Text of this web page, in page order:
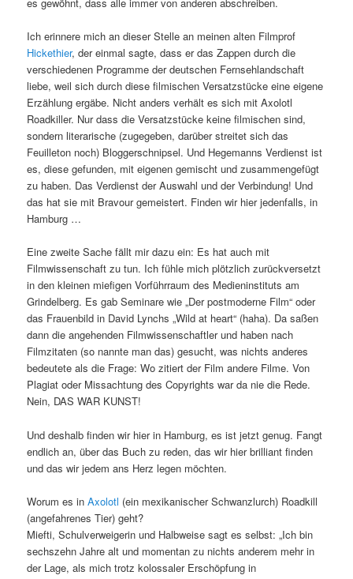
Ich erinnere mich an dieser Stelle an meinen alten Filmprof
Hickethier, der einmal sagte, dass er das Zappen durch die
verschiedenen Programme der deutschen Fernsehlandschaft
liebe, weil sich durch diese filmischen Versatzstücke eine eigene
Erzählung ergäbe. Nicht anders verhält es sich mit Axolotl
Roadkiller. Nur dass die Versatzstücke keine filmischen sind,
sondern literarische (zugegeben, darüber streitet sich das
Feuilleton noch) Bloggerschnipsel. Und Hegemanns Verdienst ist
es, diese gefunden, mit eigenen gemischt und zusammengefügt
zu haben. Das Verdienst der Auswahl und der Verbindung! Und
das hat sie mit Bravour gemeistert. Finden wir hier jedenfalls, in
Hamburg …
Eine zweite Sache fällt mir dazu ein: Es hat auch mit
Filmwissenschaft zu tun. Ich fühle mich plötzlich zurückversetzt
in den kleinen miefigen Vorführraum des Medieninstituts am
Grindelberg. Es gab Seminare wie „Der postmoderne Film“ oder
das Frauenbild in David Lynchs „Wild at heart“ (haha). Da saßen
dann die angehenden Filmwissenschaftler und haben nach
Filmzitaten (so nannte man das) gesucht, was nichts anderes
bedeutete als die Frage: Wo zitiert der Film andere Filme. Von
Plagiat oder Missachtung des Copyrights war da nie die Rede.
Nein, DAS WAR KUNST!
Und deshalb finden wir hier in Hamburg, es ist jetzt genug. Fangt
endlich an, über das Buch zu reden, das wir hier brilliant finden
und das wir jedem ans Herz legen möchten.
Worum es inAxolotl (ein mexikanischer Schwanzlurch) Roadkill
(angefahrenes Tier) geht?
Miefti, Schulverweigerin und Halbweise sagt es selbst: „Ich bin
sechszehn Jahre alt und momentan zu nichts anderem mehr in
der Lage, als mich trotz kolossaler Erschöpfung in